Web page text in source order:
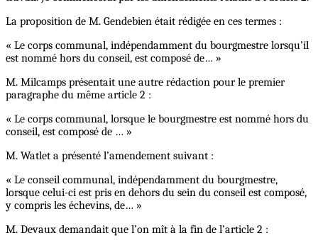
La proposition de M. Gendebien était rédigée en ces termes :
« Le corps communal, indépendamment du bourgmestre lorsqu’il
est nommé hors du conseil, est composé de… »
M. Milcamps présentait une autre rédaction pour le premier
paragraphe du même article 2 :
« Le corps communal, lorsque le bourgmestre est nommé hors du
conseil, est composé de … »
M. Watlet a présenté l’amendement suivant :
« Le conseil communal, indépendamment du bourgmestre,
lorsque celui-ci est pris en dehors du sein du conseil est composé,
y compris les échevins, de… »
M. Devaux demandait que l’on mît à la fin de l’article 2 :